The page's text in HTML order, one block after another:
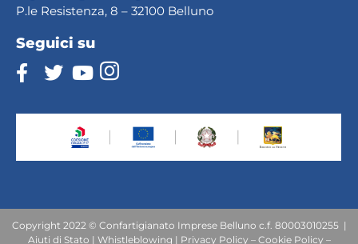
P.le Resistenza, 8 – 32100 Belluno
Seguici su
Copyright 2022 © Confartigianato Imprese Belluno c.f. 80003010255 |
Aiuti di Stato | Whistleblowing | Privacy Policy – Cookie Policy –